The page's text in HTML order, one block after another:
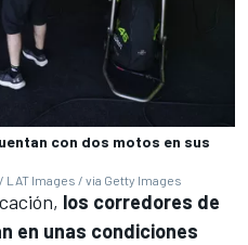
con dos motos en sus
Images / via Getty Images
los corredores de
en unas condiciones